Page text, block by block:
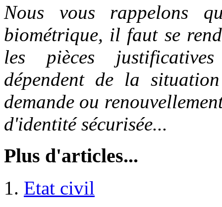
Nous vous rappelons
biométrique, il faut se
les pièces
dépendent de la
demande ou
d'identité sécurisée...
Plus d'articles...
Etat civil